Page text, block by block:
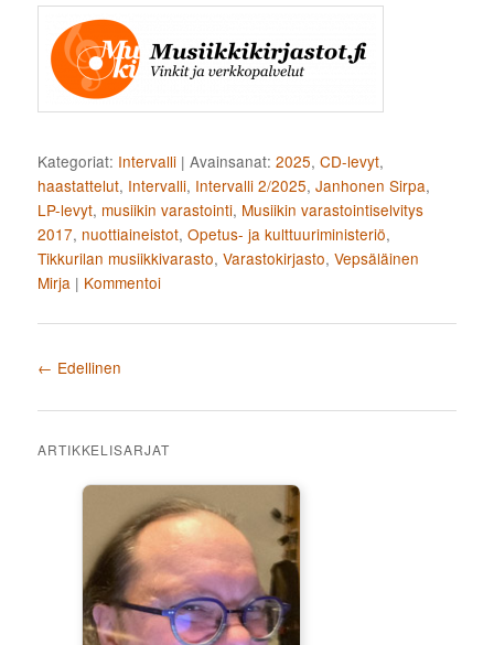
Kategoriat: Intervalli |Avainsanat: 2025,CD-levyt,
haastattelut, Intervalli, Intervalli 2/2025,Janhonen Sirpa,
LP-levyt, musiikin varastointi, Musiikin varastointiselvitys
2017, nuottiaineistot,Opetus- ja kulttuuriministeriö,
Tikkurilan musiikkivarasto,Varastokirjasto,Vepsäläinen
Mirja | Kommentoi
Artikkelien selaus
← Edellinen
ARTIKKELISARJAT